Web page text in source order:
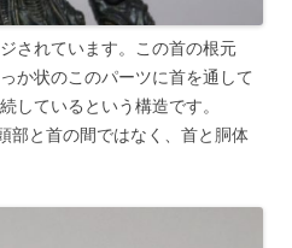
されています。この首の根元
か状のこのパーツに首を通して
しているという構造です。
部と首の間ではなく、首と胴体